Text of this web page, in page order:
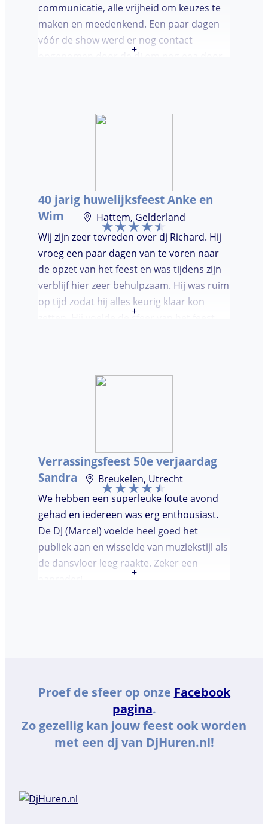
communicatie, alle vrijheid om keuzes te
maken en meedenkend. Een paar dagen
vóór de show werd er nog contact
opgenomen door de dj om nog eea door
wel invloed op de bezetting van de
verzoeknummers aan te vragen.
+
40 jarig huwelijksfeest Anke en
Wim
Hattem, Gelderland
Wij zijn zeer tevreden over dj Richard. Hij
vroeg een paar dagen van te voren naar
de opzet van het feest en was tijdens zijn
verblijf hier zeer behulpzaam. Hij was ruim
op tijd zodat hij alles keurig klaar kon
zetten. Hij voelde de sfeer van het feest
goed is gedanst!
+
Verrassingsfeest 50e verjaardag
Sandra
Breukelen, Utrecht
We hebben een superleuke foute avond
gehad en iedereen was erg enthousiast.
De DJ (Marcel) voelde heel goed het
publiek aan en wisselde van muziekstijl als
de dansvloer leeg raakte. Zeker een
+
Proef de sfeer op onze Facebook
pagina.
Zo gezellig kan jouw feest ook worden
met een dj van DjHuren.nl!